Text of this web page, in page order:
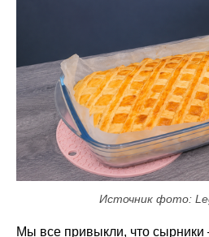
Источник фото:
Мы все привыкли, что сырники